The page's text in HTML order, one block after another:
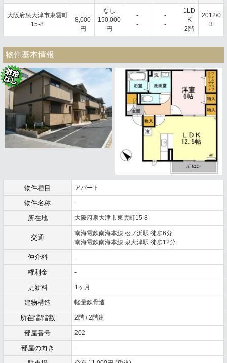
大阪府泉大津市東雲町
15-8
-
8,000
円
なし
150,000
円
-
-
-
-
1LD
K
2階
2012/0
3
物件基本情報
物件種目 アパート
物件名称 -
所在地 大阪府泉大津市東雲町15-8
交通
南海電鉄南海本線 松ノ浜駅 徒歩6分
南海電鉄南海本線 泉大津駅 徒歩12分
仲介料 -
権利金 -
更新料 1ヶ月
建物構造 軽量鉄骨造
所在階/階数 2階 / 2階建
部屋番号 202
部屋の向き -